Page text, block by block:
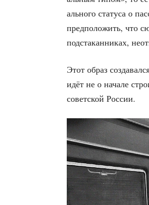
аль­но­го ста­ту­са о
пред­по­ло­жить, что
под­ста­кан­ни­ках,
Этот образ
идёт не о нача­ле
совет­ской России.